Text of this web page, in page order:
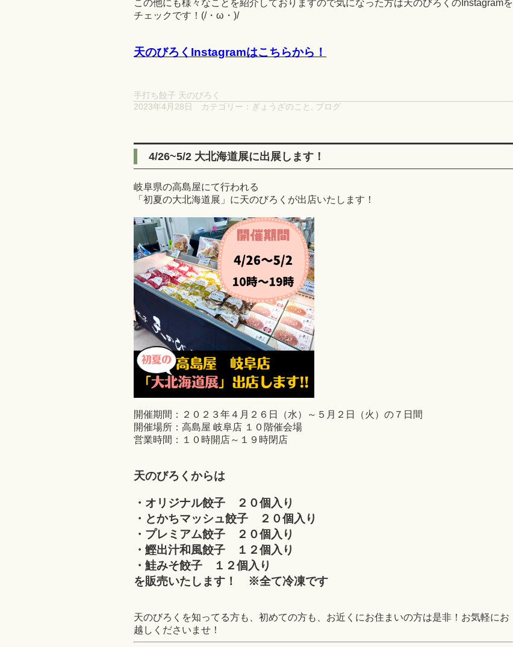
この他にも様々なことを紹介しておりますので気になった方は天のびろくのInstagramを
チェックです！(/・ω・)/
天のびろくInstagramはこちらから！
手打ち餃子 天のびろく
2023年4月28日
カテゴリー： ぎょうざのこと ブログ
4/26~5/2 大北海道展に出展します！
岐阜県の高島屋にて行われる
「初夏の大北海道展」に天のびろくが出店いたします！
開催期間：２０２３年４月２６日（水）～５月２日（火）の７日間
開催場所：高島屋 岐阜店 １０階催会場
営業時間：１０時開店～１９時閉店
天のびろくからは
・オリジナル餃子 ２０個入り
・とかちマッシュ餃子 ２０個入り
・プレミアム餃子 ２０個入り
・鰹出汁和風餃子 １２個入り
・鮭みそ餃子 １２個入り
を販売いたします！ ※全て冷凍です
天のびろくを知ってる方も、初めての方も、お近くにお住まいの方は是非！お気軽にお
越しくださいませ！